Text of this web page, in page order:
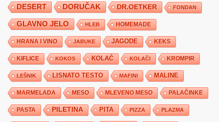
DESERT DORUČAK DR.OETKER FONDAN
GLAVNO JELO HLEB HOMEMADE
HRANA I VINO JABUKE JAGODE KEKS
KIFLICE KOKOS KOLAČ KOLAČI KROMPIR
LEŠNIK LISNATO TESTO MAFINI MALINE
MARMELADA MESO MLEVENO MESO PALAČINKE
PASTA PILETINA PITA PIZZA PLAZMA